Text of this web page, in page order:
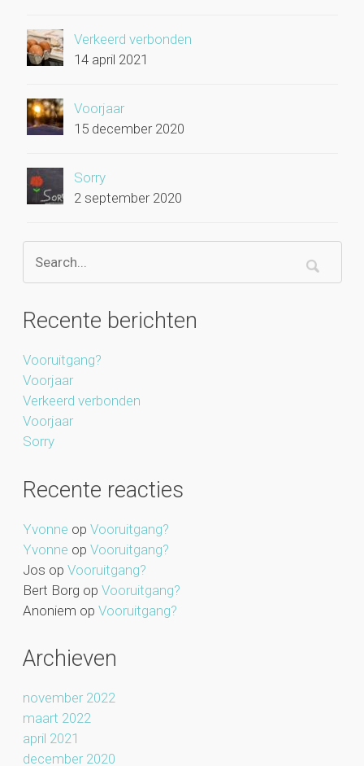
Verkeerd verbonden
14 april 2021
Voorjaar
15 december 2020
Sorry
2 september 2020
Recente berichten
Vooruitgang?
Voorjaar
Verkeerd verbonden
Voorjaar
Sorry
Recente reacties
Yvonne op Vooruitgang?
Yvonne op Vooruitgang?
Jos op Vooruitgang?
Bert Borg op Vooruitgang?
Anoniem op Vooruitgang?
Archieven
november 2022
maart 2022
april 2021
december 2020